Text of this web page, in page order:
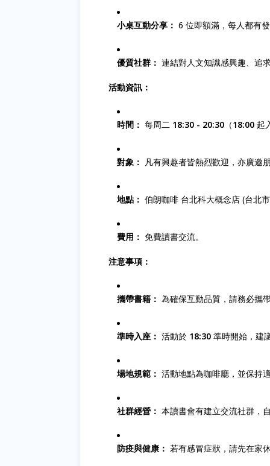
小桌互動分享： 6 位即額滿，每人都有
優質社群： 連結對人文知識感興趣、追
活動資訊：
時間： 每周二 18:30 - 20:30 （18:00 起
對象： 凡有興趣者皆熱烈歡迎，亦廣邀
地點： 伯朗咖啡 台北科大概念店 (台北
費用： 免費讀書交流。
注意事項：
攜帶書籍： 為確保互動品質，請務必攜
準時入座： 活動於 18:30 準時開始，建
場地規範： 活動地點為咖啡廳，並保持
社群經營： 本讀書會有建立交流社群，
防疫與健康： 若有感冒症狀，請先在家